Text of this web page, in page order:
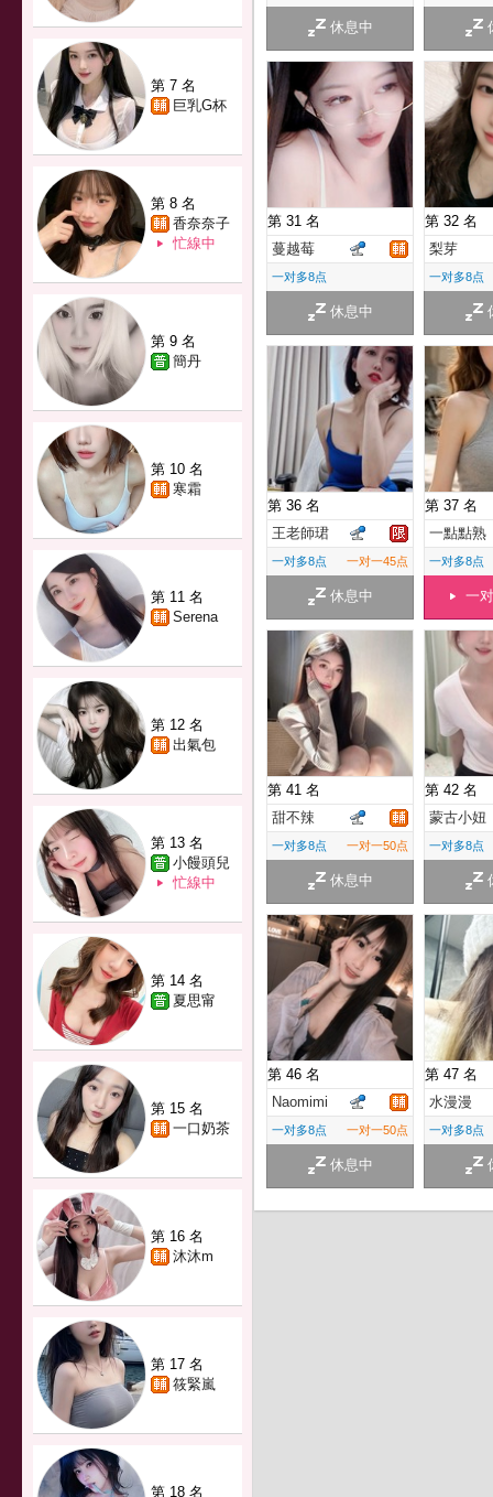
第 7 名
巨乳G杯
第 8 名
香奈奈子
忙線中
第 9 名
簡丹
第 10 名
寒霜
第 11 名
Serena
第 12 名
出氣包
第 13 名
小饅頭兒
忙線中
第 14 名
夏思甯
第 15 名
一口奶茶
第 16 名
沐沐m
第 17 名
筱緊嵐
第 18 名
休息中
第 31 名
蔓越莓
一对多8点
休息中
第 32 名
梨芽
一对多8点
第 36 名
王老師珺
一对多8点 一对一45点
休息中
第 37 名
一點點熟
一对多8点
一
第 41 名
甜不辣
一对多8点 一对一50点
休息中
第 42 名
蒙古小妞
一对多8点
第 46 名
Naomimi
一对多8点 一对一50点
休息中
第 47 名
水漫漫
一对多8点